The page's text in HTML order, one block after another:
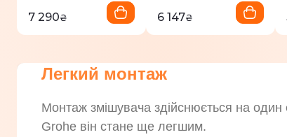
7 290₴ 6 147₴
Легкий монтаж
Монтаж змішувача здійснюється на
Grohe він стане ще легшим.